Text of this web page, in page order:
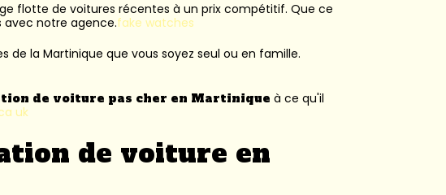
flotte de voitures récentes à un prix compétitif. Que ce
avec notre agence.fake watches
de la Martinique que vous soyez seul ou en famille.
de voiture pas cher en Martinique à ce qu'il
uk
de voiture en